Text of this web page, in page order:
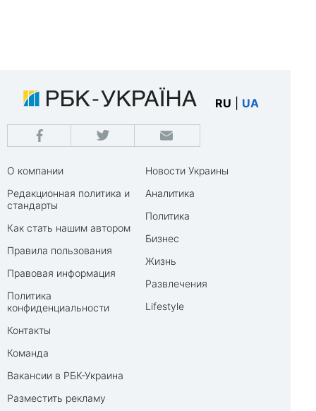
RU UA
О компании
Редакционная политика и
стандарты
Как стать нашим автором
Правила пользования
Правовая информация
Политика
конфиденциальности
Контакты
Команда
Вакансии в РБК-Украина
Разместить рекламу
Новости Украины
Аналитика
Политика
Бизнес
Жизнь
Развлечения
Lifestyle